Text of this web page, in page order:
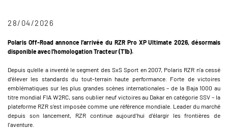
28/04/2026
Polaris Off-Road annonce l’arrivée du RZR Pro XP Ultimate 2026, désormais
disponible avec l’homologation Tracteur (T1b).
Depuis qu’elle a inventé le segment des SxS Sport en 2007, Polaris RZR n’a cessé
d’élever les standards du tout-terrain haute performance. Forte de victoires
emblématiques sur les plus grandes scènes internationales – de la Baja 1000 au
titre mondial FIA W2RC, sans oublier neuf victoires au Dakar en catégorie SSV – la
plateforme RZR s’est imposée comme une référence mondiale. Leader du marché
depuis son lancement, RZR continue aujourd’hui d’élargir les frontières de
l’aventure.